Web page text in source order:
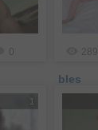
289
bles
1